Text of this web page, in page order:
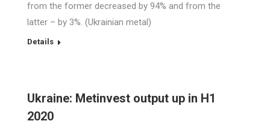
from the former decreased by 94% and from the
latter – by 3%. (Ukrainian metal)
Details
Ukraine: Metinvest output up in H1
2020